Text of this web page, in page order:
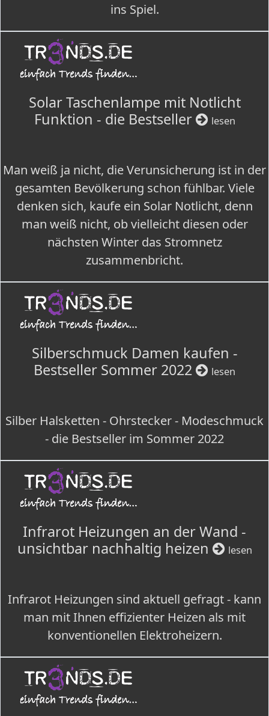
ins Spiel.
Solar Taschenlampe mit Notlicht
Funktion - die Bestseller
lesen
Man weiß ja nicht, die Verunsicherung ist in der
gesamten Bevölkerung schon fühlbar. Viele
denken sich, kaufe ein Solar Notlicht, denn
man weiß nicht, ob vielleicht diesen oder
nächsten Winter das Stromnetz
zusammenbricht.
Silberschmuck Damen kaufen -
Bestseller Sommer 2022
lesen
Silber Halsketten - Ohrstecker - Modeschmuck
- die Bestseller im Sommer 2022
Infrarot Heizungen an der Wand -
unsichtbar nachhaltig heizen
lesen
Infrarot Heizungen sind aktuell gefragt - kann
man mit Ihnen effizienter Heizen als mit
konventionellen Elektroheizern.